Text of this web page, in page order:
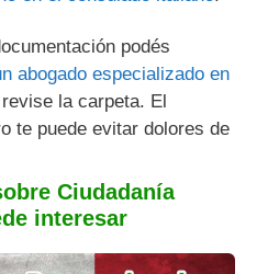
podés
abogado especializado en
la carpeta. El
te puede evitar dolores de
Ciudadanía
interesar